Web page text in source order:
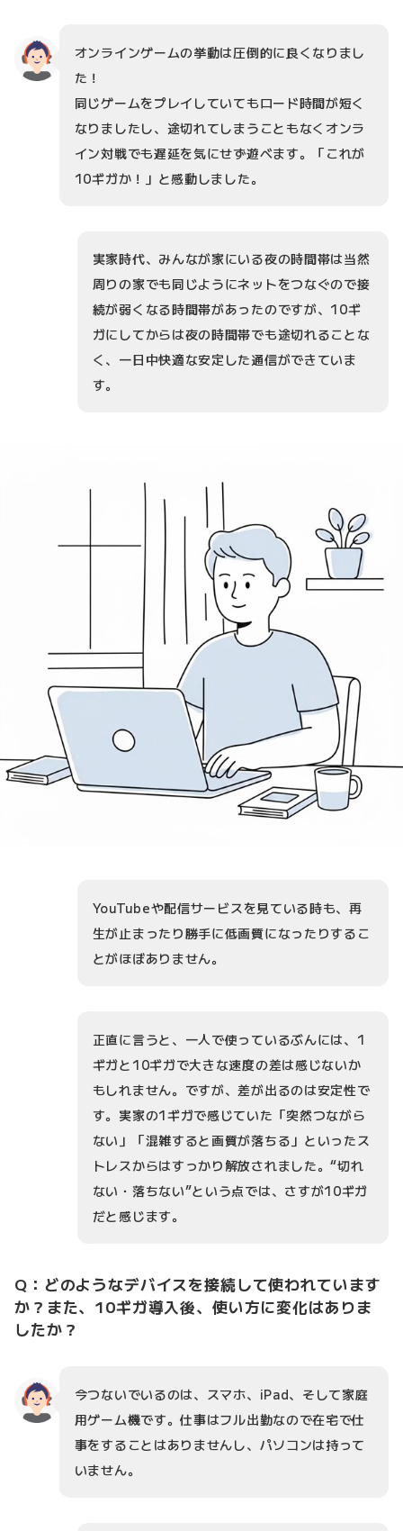
オンラインゲームの挙動は圧倒的に良くなりまし
た！
同じゲームをプレイしていてもロード時間が短く
なりましたし、途切れてしまうこともなくオンラ
イン対戦でも遅延を気にせず遊べます。「これが
10ギガか！」と感動しました。
実家時代、みんなが家にいる夜の時間帯は当然
周りの家でも同じようにネットをつなぐので接
続が弱くなる時間帯があったのですが、10ギ
ガにしてからは夜の時間帯でも途切れることな
く、一日中快適な安定した通信ができていま
す。
YouTubeや配信サービスを見ている時も、再
生が止まったり勝手に低画質になったりするこ
とがほぼありません。
正直に言うと、一人で使っているぶんには、1
ギガと10ギガで大きな速度の差は感じないか
もしれません。ですが、差が出るのは安定性で
す。実家の1ギガで感じていた「突然つながら
ない」「混雑すると画質が落ちる」といったス
トレスからはすっかり解放されました。“切れ
ない・落ちない”という点では、さすが10ギガ
だと感じます。
Q：どのようなデバイスを接続して使われています
か？また、10ギガ導入後、使い方に変化はありま
したか？
今つないでいるのは、スマホ、iPad、そして家庭
用ゲーム機です。仕事はフル出勤なので在宅で仕
事をすることはありませんし、パソコンは持って
いません。